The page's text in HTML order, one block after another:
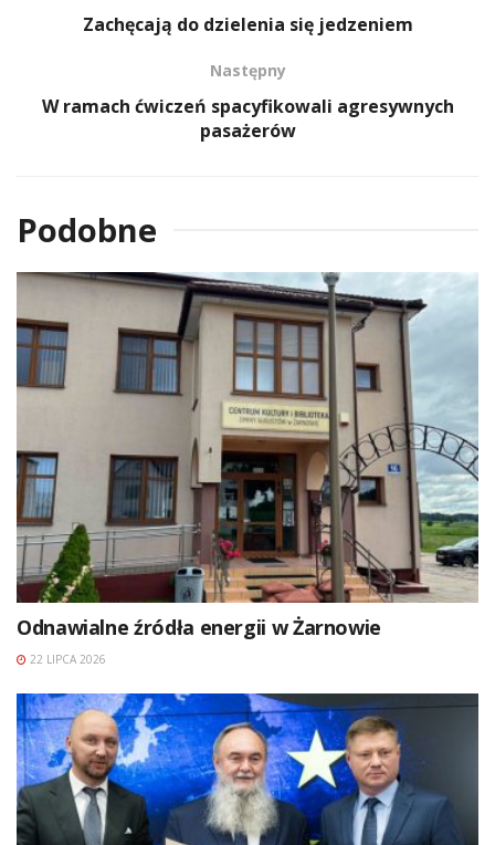
Zachęcają do dzielenia się jedzeniem
Następny
W ramach ćwiczeń spacyfikowali agresywnych
pasażerów
Podobne
Odnawialne źródła energii w Żarnowie
22 LIPCA 2026